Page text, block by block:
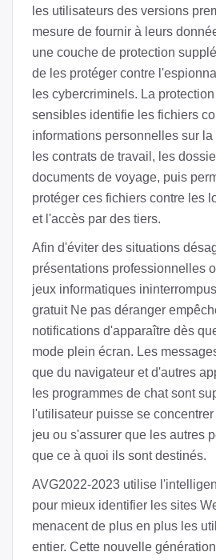
les utilisateurs des versions
mesure de fournir à leurs
une couche de protection
de les protéger contre
les cybercriminels. La
sensibles identifie les fichiers
informations personnelles sur
les contrats de travail, les
documents de voyage, puis
protéger ces fichiers contre les
et l'accès par des tiers.
Afin d'éviter des situations
présentations professionnelles
jeux informatiques
gratuit Ne pas déranger
notifications d'apparaître dès
mode plein écran. Les
que du navigateur et d'autres
les programmes de chat sont
l'utilisateur puisse se
jeu ou s'assurer que les autres
que ce à quoi ils sont destinés.
AVG2022-2023 utilise
pour mieux identifier les sites
menacent de plus en plus les
entier. Cette nouvelle